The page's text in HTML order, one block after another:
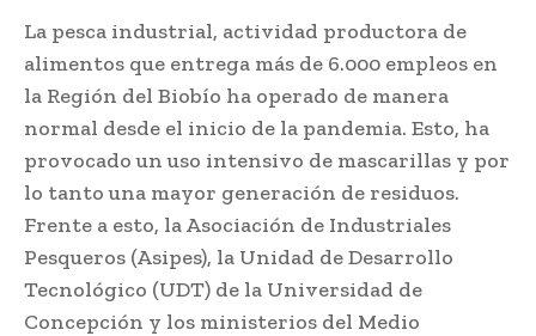
La pesca industrial, actividad productora de
alimentos que entrega más de 6.000 empleos en
la Región del Biobío ha operado de manera
normal desde el inicio de la pandemia. Esto, ha
provocado un uso intensivo de mascarillas y por
lo tanto una mayor generación de residuos.
Frente a esto, la Asociación de Industriales
Pesqueros (Asipes), la Unidad de Desarrollo
Tecnológico (UDT) de la Universidad de
Concepción y los ministerios del Medio